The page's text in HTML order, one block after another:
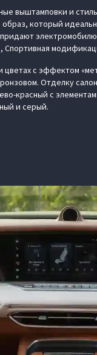
выштамповки и
который
электромобилю
Спортивная
цветах с эффектом
Отделку
красный с
и серый.